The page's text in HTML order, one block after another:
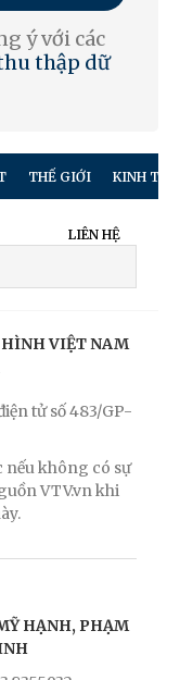
ý với các
thập dữ
THẾ GIỚI KINH TẾ
LIÊN HỆ
VIỆT NAM
tử số 483/GP-
nếu không có sự
VTV.vn khi
HẠNH, PHẠM